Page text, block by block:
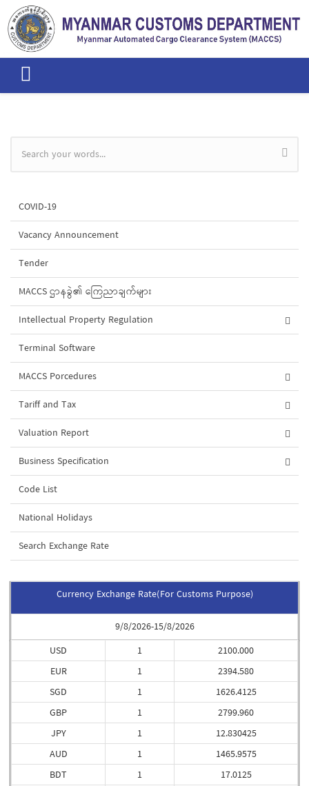
Skip to main content
Search form
COVID-19
Vacancy Announcement
Tender
MACCS ဌာနခွဲ၏ ကြေညာချက်များ
Intellectual Property Regulation
Terminal Software
MACCS Porcedures
Tariff and Tax
Valuation Report
Business Specification
Code List
National Holidays
Search Exchange Rate
Currency Exchange Rate(For Customs Purpose)
9/8/2026-15/8/2026
USD
EUR
SGD
GBP
JPY
AUD
BDT
1
1
1
1
1
1
1
2100.000
2394.580
1626.4125
2799.960
12.830425
1465.9575
17.0125